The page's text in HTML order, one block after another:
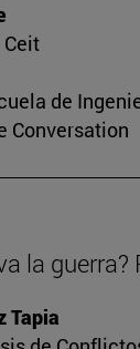
de
Conversation
la
Tapia